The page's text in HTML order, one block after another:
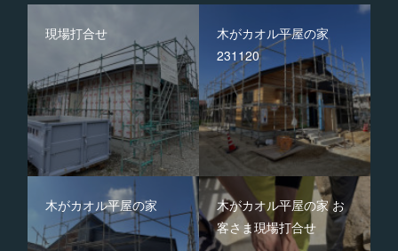
現場打合せ
木がカオル平屋の家
231120
木がカオル平屋の家
木がカオル平屋の家 お
客さま現場打合せ